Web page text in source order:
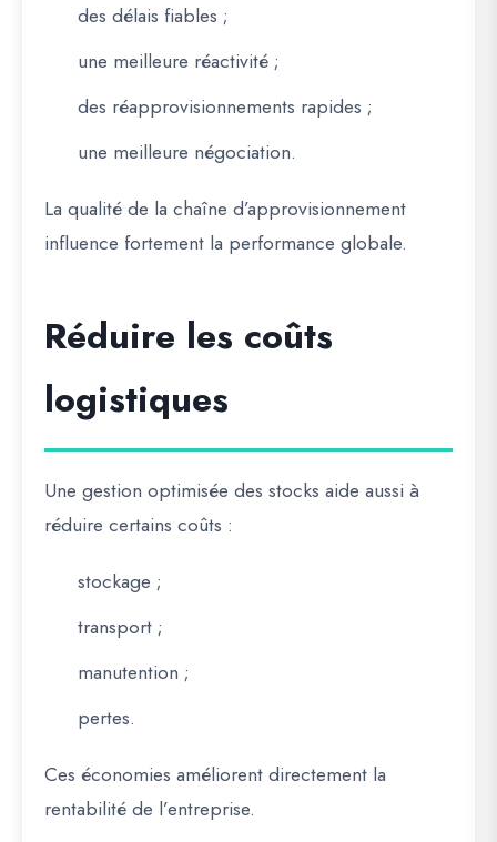
des délais fiables ;
une meilleure réactivité ;
des réapprovisionnements rapides ;
une meilleure négociation.
La qualité de la chaîne d’approvisionnement
influence fortement la performance globale.
Réduire les coûts
logistiques
Une gestion optimisée des stocks aide aussi à
réduire certains coûts :
stockage ;
transport ;
manutention ;
pertes.
Ces économies améliorent directement la
rentabilité de l’entreprise.